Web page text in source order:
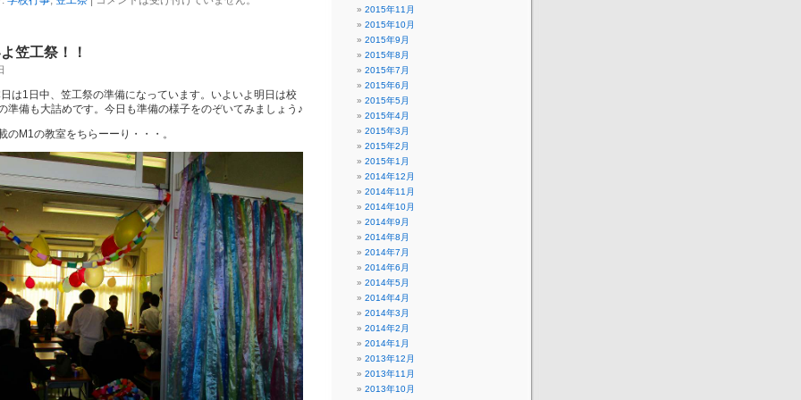
笠工祭！！
は1日中、笠工祭の準備になっています。いよいよ明日は校
準備も大詰めです。今日も準備の様子をのぞいてみましょう♪
のM1の教室をちらーーり・・・。
2015年11月
2015年10月
2015年9月
2015年8月
2015年7月
2015年6月
2015年5月
2015年4月
2015年3月
2015年2月
2015年1月
2014年12月
2014年11月
2014年10月
2014年9月
2014年8月
2014年7月
2014年6月
2014年5月
2014年4月
2014年3月
2014年2月
2014年1月
2013年12月
2013年11月
2013年10月